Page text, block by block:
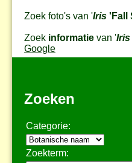
Zoek foto's van 'Iris 'Fall
Zoek informatie van 'Iris
Google
Zoeken
Categorie:
Zoekterm: